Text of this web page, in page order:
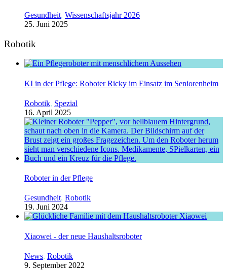
Gesundheit, Wissenschaftsjahr 2026
25. Juni 2025
Robotik
KI in der Pflege: Roboter Ricky im Einsatz im Seniorenheim
Robotik, Spezial
16. April 2025
Roboter in der Pflege
Gesundheit, Robotik
19. Juni 2024
Xiaowei - der neue Haushaltsroboter
News, Robotik
9. September 2022